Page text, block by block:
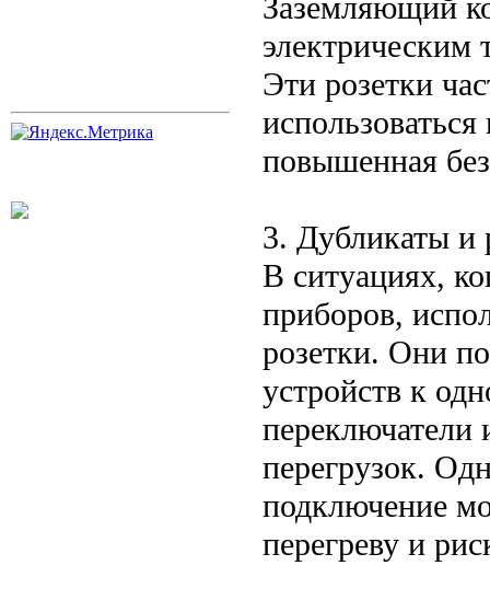
Заземляющий
электрическим
Эти розетки
повышенная
3. Дубликаты и
В ситуациях,
приборов,
розетки. Они
устройств к
переключатели
перегрузок.
подключение
перегреву и